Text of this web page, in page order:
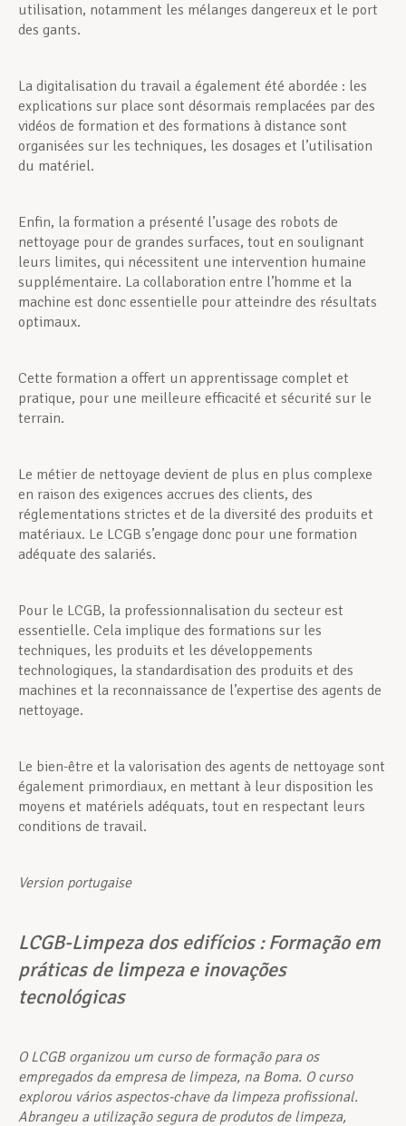
utilisation, notamment les mélanges dangereux et le port
des gants.
La digitalisation du travail a également été abordée : les
explications sur place sont désormais remplacées par des
vidéos de formation et des formations à distance sont
organisées sur les techniques, les dosages et l’utilisation
du matériel.
Enfin, la formation a présenté l’usage des robots de
nettoyage pour de grandes surfaces, tout en soulignant
leurs limites, qui nécessitent une intervention humaine
supplémentaire. La collaboration entre l’homme et la
machine est donc essentielle pour atteindre des résultats
optimaux.
Cette formation a offert un apprentissage complet et
pratique, pour une meilleure efficacité et sécurité sur le
terrain.
Le métier de nettoyage devient de plus en plus complexe
en raison des exigences accrues des clients, des
réglementations strictes et de la diversité des produits et
matériaux. Le LCGB s’engage donc pour une formation
adéquate des salariés.
Pour le LCGB, la professionnalisation du secteur est
essentielle. Cela implique des formations sur les
techniques, les produits et les développements
technologiques, la standardisation des produits et des
machines et la reconnaissance de l’expertise des agents de
nettoyage.
Le bien-être et la valorisation des agents de nettoyage sont
également primordiaux, en mettant à leur disposition les
moyens et matériels adéquats, tout en respectant leurs
conditions de travail.
Version portugaise
LCGB-Limpeza dos edifícios : Formação em
práticas de limpeza e inovações
tecnológicas
O LCGB organizou um curso de formação para os
empregados da empresa de limpeza, na Boma. O curso
explorou vários aspectos-chave da limpeza profissional.
Abrangeu a utilização segura de produtos de limpeza,